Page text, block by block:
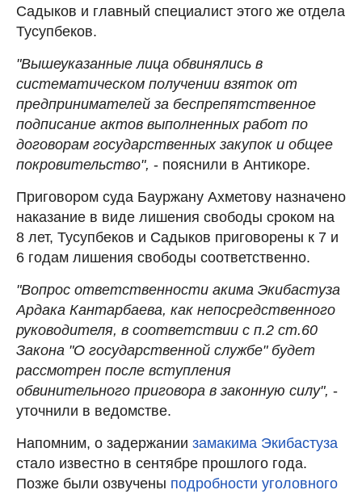
Садыков и главный специалист этого же отдела
Тусупбеков.
"Вышеуказанные лица обвинялись в
систематическом получении взяток от
предпринимателей за беспрепятственное
подписание актов выполненных работ по
договорам государственных закупок и общее
покровительство", - пояснили в Антикоре.
Приговором суда Бауржану Ахметову назначено
наказание в виде лишения свободы сроком на
8 лет, Тусупбеков и Садыков приговорены к 7 и
6 годам лишения свободы соответственно.
"Вопрос ответственности акима Экибастуза
Ардака Кантарбаева, как непосредственного
руководителя, в соответствии с п.2 ст.60
Закона "О государственной службе" будет
рассмотрен после вступления
обвинительного приговора в законную силу", -
уточнили в ведомстве.
Напомним, о задержании замакима Экибастуза
стало известно в сентябре прошлого года.
Позже были озвучены подробности уголовного